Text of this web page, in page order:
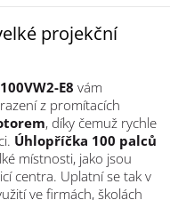
projekční
E8 vám
z promítacích
, díky čemuž rychle
Úhlopříčka 100 palců
místnosti, jako jsou
centra. Uplatní se tak v
ve firmách, školách